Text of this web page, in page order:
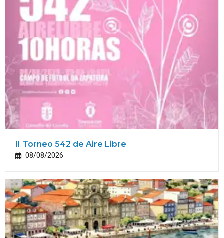
II Torneo 542 de Aire Libre
08/08/2026